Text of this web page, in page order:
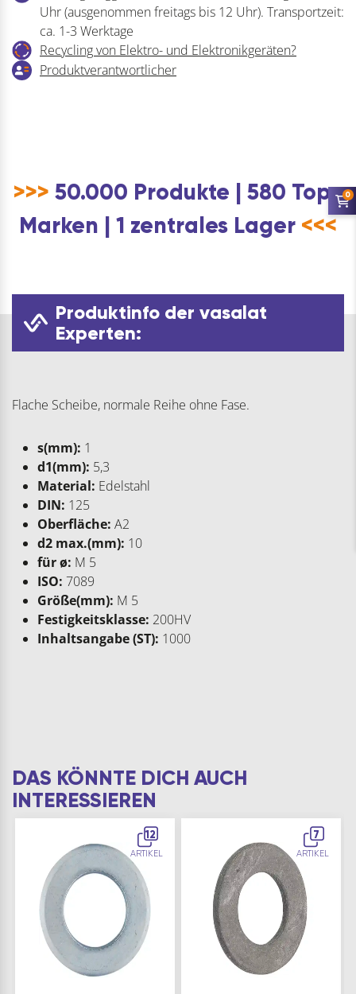
Edelstahl
A2
Menge
Uhr (ausgenommen freitags bis 12 Uhr). Transportzeit:
ca. 1-3 Werktage
Recycling von Elektro- und Elektronikgeräten?
Produktverantwortlicher
>>> 50.000 Produkte | 580 Top-
Marken | 1 zentrales Lager <<<
Produktinfo der vasalat
Experten:
Flache Scheibe, normale Reihe ohne Fase.
s(mm): 1
d1(mm): 5,3
Material: Edelstahl
DIN: 125
Oberfläche: A2
d2 max.(mm): 10
für ø: M 5
ISO: 7089
Größe(mm): M 5
Festigkeitsklasse: 200HV
Inhaltsangabe (ST): 1000
DAS KÖNNTE DICH AUCH
INTERESSIEREN
12
ARTIKEL
7
ARTIKEL
0